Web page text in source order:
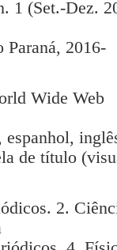
1 (Set.-Dez.
Paraná, 2016-
Wide Web
de título
2.